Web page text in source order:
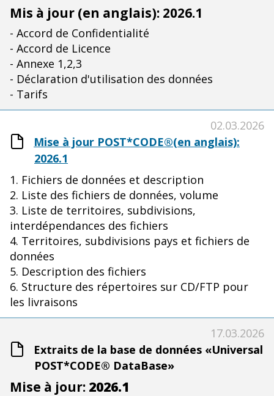
Mis à jour (en anglais): 2026.1
- Accord de Confidentialité
- Accord de Licence
- Annexe 1,2,3
- Déclaration d'utilisation des données
- Tarifs
Mise à jour POST*CODE®(en anglais):
2026.1
02.03.2026
1. Fichiers de données et description
2. Liste des fichiers de données, volume
3. Liste de territoires, subdivisions,
interdépendances des fichiers
4. Territoires, subdivisions pays et fichiers de
données
5. Description des fichiers
6. Structure des répertoires sur CD/FTP pour
les livraisons
Extraits de la base de données «Universal
POST*CODE® DataBase»
17.03.2026
Mise à jour: 2026.1